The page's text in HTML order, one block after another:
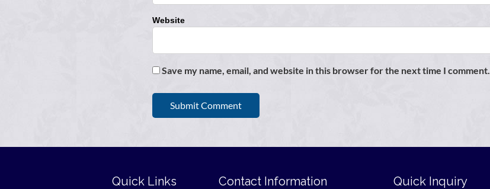
Website
Save my name, email, and website in this browser for the next time I comment.
Quick Links Contact Information Quick Inquiry